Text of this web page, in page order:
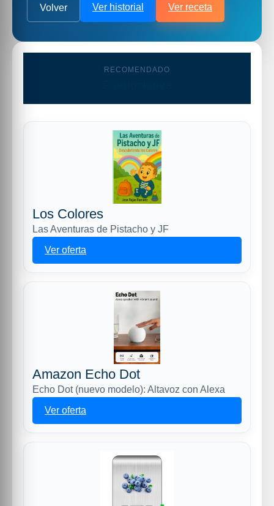
Volver Ver historial Ver receta
RECOMENDADO
Los Colores
Las Aventuras de Pistacho y JF
Ver oferta
Amazon Echo Dot
Echo Dot (nuevo modelo): Altavoz con Alexa
Ver oferta